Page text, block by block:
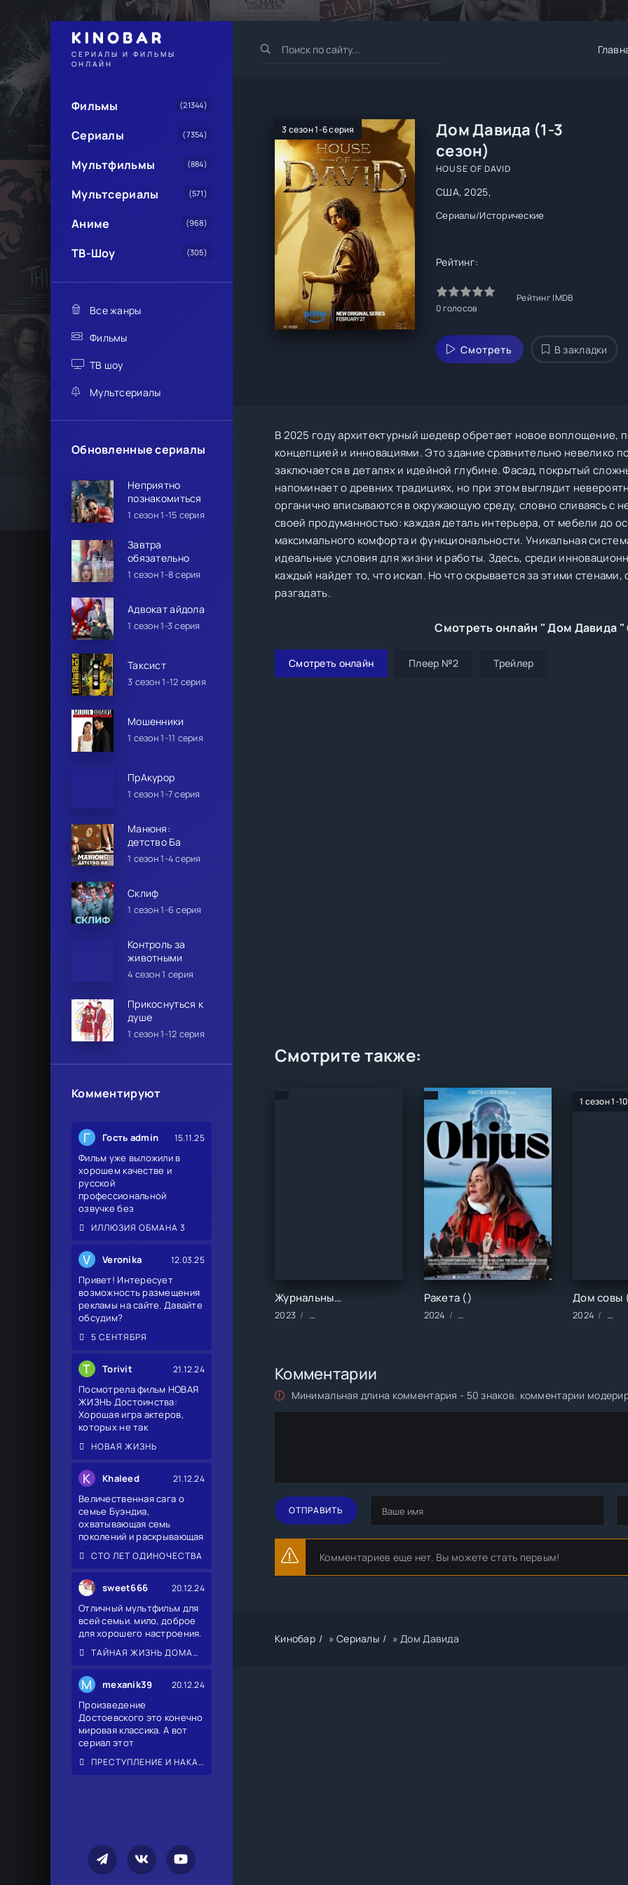
KINOBAR
СЕРИАЛЫ И ФИЛЬМЫ
ОНЛАЙН
Фильмы (21344)
Сериалы (7354)
Мультфильмы (884)
Мультсериалы (571)
Аниме (968)
ТВ-Шоу (305)
Все жанры
Фильмы
ТВ шоу
Мультсериалы
Обновленные сериалы
Неприятно
познакомиться
1 сезон 1-15 серия
Завтра
обязательно
1 сезон 1-8 серия
Адвокат айдола
1 сезон 1-3 серия
Таксист
3 сезон 1-12 серия
Мошенники
1 сезон 1-11 серия
ПрАкурор
1 сезон 1-7 серия
Манюня:
детство Ба
1 сезон 1-4 серия
Склиф
1 сезон 1-6 серия
Контроль за
животными
4 сезон 1 серия
Прикоснуться к
душе
1 сезон 1-12 серия
Комментируют
Г Гость admin 15.11.25
Фильм уже выложили в
хорошем качестве и
русской
профессиональной
озвучке без
ИЛЛЮЗИЯ ОБМАНА 3
V Veronika 12.03.25
Привет! Интересует
возможность размещения
рекламы на сайте. Давайте
обсудим?
5 СЕНТЯБРЯ
T Torivit 21.12.24
Посмотрела фильм НОВАЯ
ЖИЗНЬ Достоинства:
Хорошая игра актеров,
которых не так
НОВАЯ ЖИЗНЬ
K Khaleed 21.12.24
Величественная сага о
семье Буэндиа,
охватывающая семь
поколений и раскрывающая
СТО ЛЕТ ОДИНОЧЕСТВА
sweet666 20.12.24
Отличный мультфильм для
всей семьи. мило, доброе
для хорошего настроения.
ТАЙНАЯ ЖИЗНЬ ДОМАШНИХ ЖИВОТНЫХ 2
M mexanik39 20.12.24
Произведение
Достоевского это конечно
мировая классика. А вот
сериал этот
ПРЕСТУПЛЕНИЕ И НАКАЗАНИЕ
3 сезон 1-6 серия
Дом Давида (1-3
сезон)
HOUSE OF DAVID
США, 2025,
Сериалы/Исторические
Рейтинг:
0голосов
Рейтинг IMDB
Смотреть В закладки
В 2025 году архитектурный шедевр обретает новое воплощение,
концепцией и инновациями. Это здание сравнительно невелико
заключается в деталях и идейной глубине. Фасад, покрытый
напоминает о древних традициях, но при этом выглядит
органично вписываются в окружающую среду, словно сливаясь с
своей продуманностью: каждая деталь интерьера, от мебели до
максимального комфорта и функциональности. Уникальная
идеальные условия для жизни и работы. Здесь, среди
каждый найдет то, что искал. Но что скрывается за этими
разгадать.
Смотреть онлайн " Дом Давида "
Смотреть онлайн Плеер №2 Трейлер
Смотрите также:
Журнальный столик ()
2023 Фильмы/2023 год/Зарубежные/Драма/Комедии/Ужасы
Ракета ()
2024 Фильмы/2024 год/Зарубежные/
1 сезон 1-
2024
Комментарии
Минимальная длина комментария - 50 знаков. комментарии
ОТПРАВИТЬ
Комментариев еще нет. Вы можете стать первым!
Кинобар »Сериалы » Дом Давида